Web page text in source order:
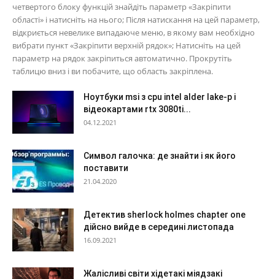
четвертого блоку функцій знайдіть параметр «Закріпити
області» і натисніть на нього; Після натискання на цей параметр,
відкриється невелике випадаюче меню, в якому вам необхідно
вибрати пункт «Закріпити верхній рядок»; Натисніть на цей
параметр на рядок закріпиться автоматично. Прокрутіть
таблицю вниз і ви побачите, що область закріплена.
Ноутбуки msi з cpu intel alder lake-p і
відеокартами rtx 3080ti...
04.12.2021
Символ галочка: де знайти і як його
поставити
21.04.2020
Детектив sherlock holmes chapter one
дійсно вийде в середині листопада
16.09.2021
Жалісливі світи хідетакі міядзакі